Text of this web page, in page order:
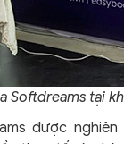
Softdreams tại
được nghiên